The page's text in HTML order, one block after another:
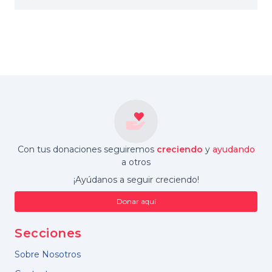
Con tus donaciones seguiremos creciendo y ayudando
a otros
¡Ayúdanos a seguir creciendo!
Donar aquí
Secciones
Sobre Nosotros